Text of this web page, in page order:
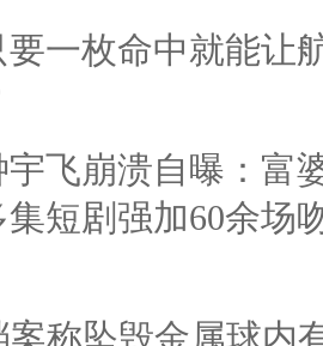
一枚命中就能让
宇飞崩溃自曝：富
集短剧强加60余场
案称坠毁金属球内